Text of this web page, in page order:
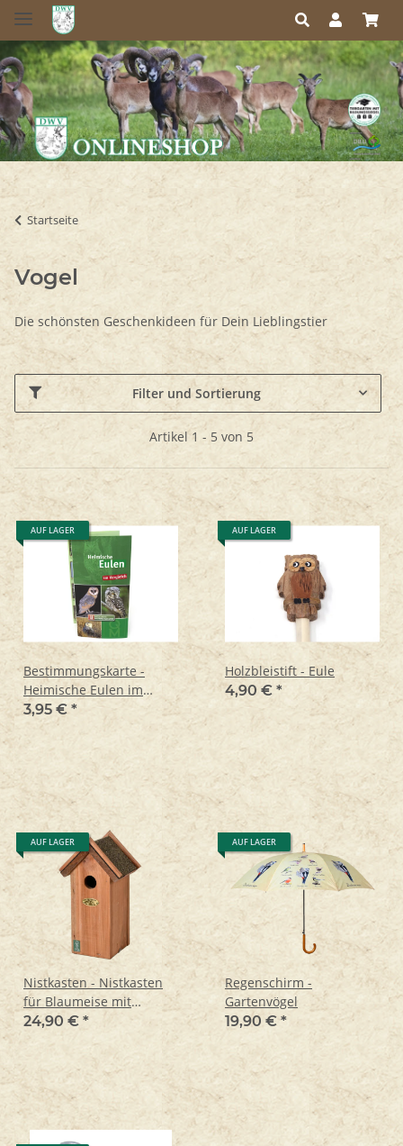
Startseite
Vogel
Die schönsten Geschenkideen für Dein Lieblingstier
Filter und Sortierung
Artikel 1 - 5 von 5
AUF LAGER
Bestimmungskarte -
Heimische Eulen im
Vergleich
3,95 € *
AUF LAGER
Holzbleistift - Eule
4,90 € *
AUF LAGER
Nistkasten - Nistkasten
für Blaumeise mit
Bitumendach
24,90 € *
AUF LAGER
Regenschirm -
Gartenvögel
19,90 €*